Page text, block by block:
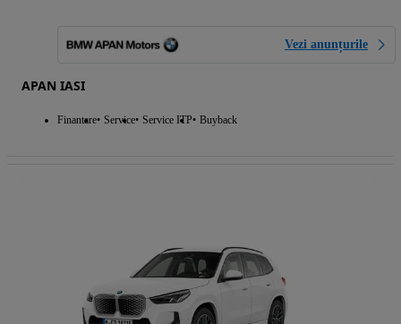
Vezi anunțurile
APAN IASI
Finantare Service Service ITP Buyback